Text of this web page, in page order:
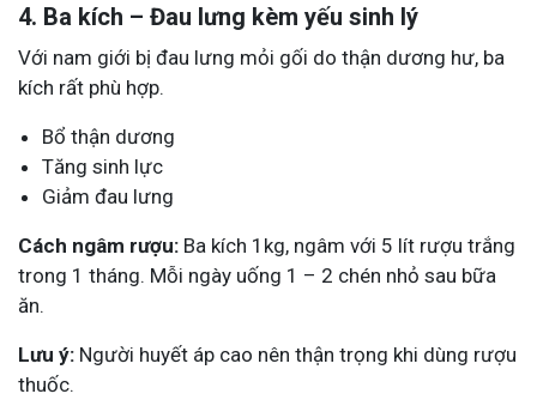
4. Ba kích – Đau lưng kèm yếu sinh lý
Với nam giới bị đau lưng mỏi gối do thận dương hư, ba
kích rất phù hợp.
Bổ thận dương
Tăng sinh lực
Giảm đau lưng
Cách ngâm rượu: Ba kích 1kg, ngâm với 5 lít rượu trắng
trong 1 tháng. Mỗi ngày uống 1 – 2 chén nhỏ sau bữa
ăn.
Lưu ý: Người huyết áp cao nên thận trọng khi dùng rượu
thuốc.